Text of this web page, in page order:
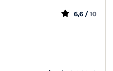
6,6 / 10